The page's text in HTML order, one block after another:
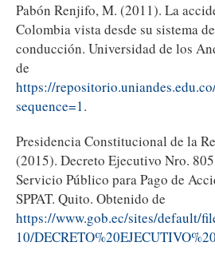
Pabón Renjifo, M. (2011). La
Colombia vista desde su sistema
conducción. Universidad de los
de
https://
sequence=1.
Presidencia Constitucional de la
(2015). Decreto Ejecutivo Nro.
Servicio Público para Pago de
SPPAT. Quito. Obtenido de
https://www.gob.ec/sites/default/
10/